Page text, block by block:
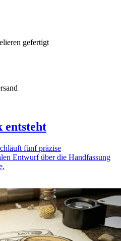
gefertigt
entsteht
fünf präzise
Entwurf über die Handfassung